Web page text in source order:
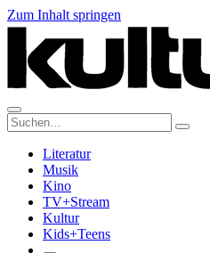
Zum Inhalt springen
Suche:
Literatur
Musik
Kino
TV+Stream
Kultur
Kids+Teens